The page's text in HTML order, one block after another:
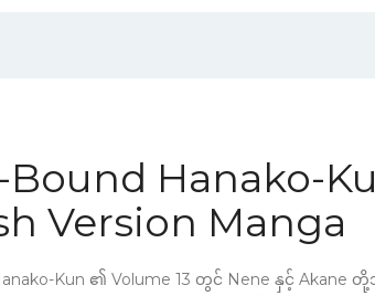
Hanako-
Version Manga
Kun ၏ Volume 13 တွင် Nene နှင့် Akane